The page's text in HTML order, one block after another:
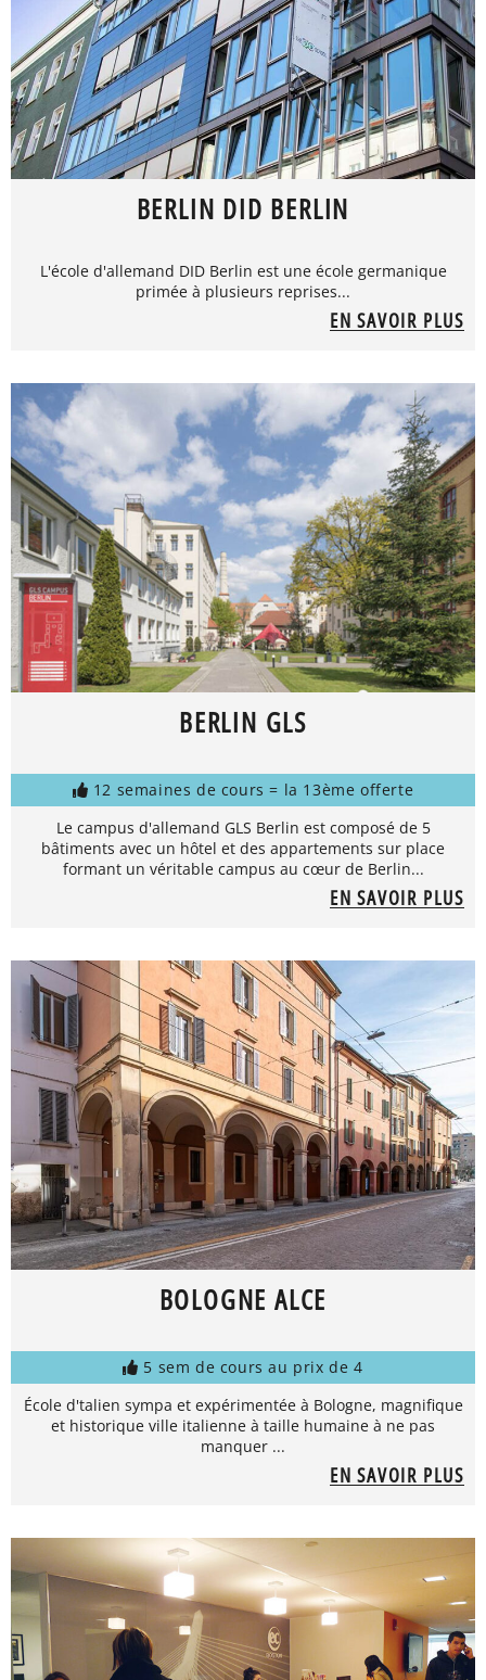
BERLIN DID BERLIN
L'école d'allemand DID Berlin est une école germanique
primée à plusieurs reprises...
EN SAVOIR PLUS
BERLIN GLS
12 semaines de cours = la 13ème offerte
Le campus d'allemand GLS Berlin est composé de 5
bâtiments avec un hôtel et des appartements sur place
formant un véritable campus au cœur de Berlin...
EN SAVOIR PLUS
BOLOGNE ALCE
5 sem de cours au prix de 4
École d'talien sympa et expérimentée à Bologne, magnifique
et historique ville italienne à taille humaine à ne pas
manquer ...
EN SAVOIR PLUS